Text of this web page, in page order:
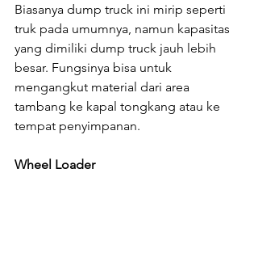
Biasanya dump truck ini mirip seperti
truk pada umumnya, namun kapasitas
yang dimiliki dump truck jauh lebih
besar. Fungsinya bisa untuk
mengangkut material dari area
tambang ke kapal tongkang atau ke
tempat penyimpanan.
Wheel Loader